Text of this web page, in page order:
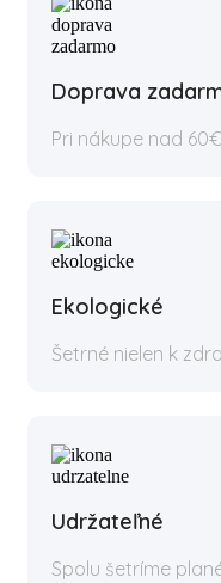
Doprava
Pri nákupe nad 60€
Ekologické
Šetrné nielen k
Udržateľné
Spolu šetríme